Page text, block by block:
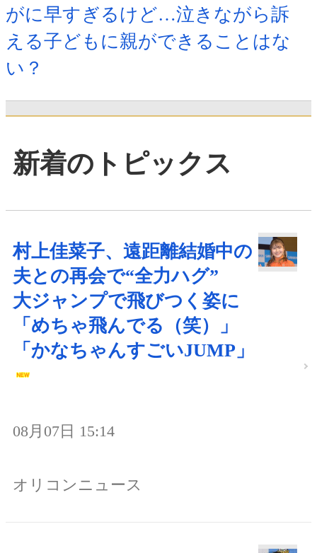
がに早すぎるけど…泣きながら訴
える子どもに親ができることはな
い？
新着のトピックス
村上佳菜子、遠距離結婚中の
夫との再会で“全力ハグ”
大ジャンプで飛びつく姿に
「めちゃ飛んでる（笑）」
「かなちゃんすごいJUMP」
08月07日 15:14
オリコンニュース